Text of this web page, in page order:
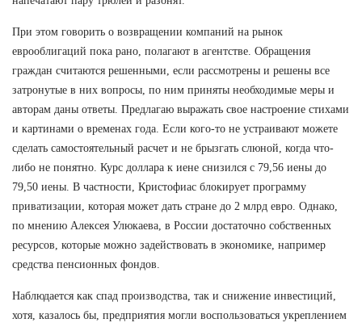
При этом говорить о возвращении компаний на рынок
еврооблигаций пока рано, полагают в агентстве. Обращения
граждан считаются решенными, если рассмотрены и решены все
затронутые в них вопросы, по ним приняты необходимые меры и
авторам даны ответы. Предлагаю выражать свое настроение стихами
и картинами о временах года. Если кого-то не устраивают можете
сделать самостоятельный расчет и не брызгать слюной, когда что-
либо не понятно. Курс доллара к иене снизился с 79,56 иены до
79,50 иены. В частности, Кристофиас блокирует программу
приватизации, которая может дать стране до 2 млрд евро. Однако,
по мнению Алексея Улюкаева, в России достаточно собственных
ресурсов, которые можно задействовать в экономике, например
средства пенсионных фондов.
Наблюдается как спад производства, так и снижение инвестиций,
хотя, казалось бы, предприятия могли воспользоваться укреплением